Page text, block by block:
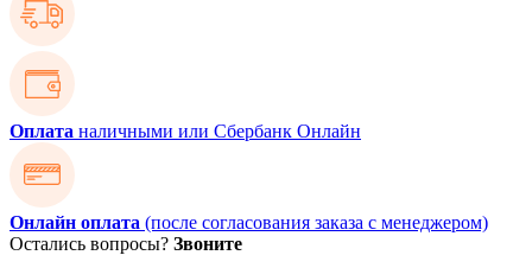
Оплата наличными или Сбербанк Онлайн
Онлайн оплата (после согласования заказа с менеджером)
Остались вопросы? Звоните